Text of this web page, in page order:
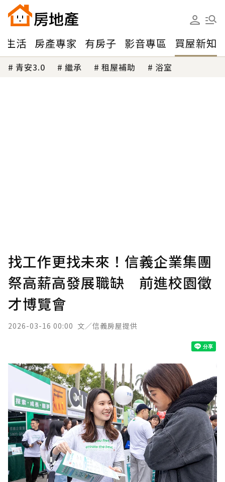
生活 房產專家 有房子 影音專區 買屋新知
青安3.0 繼承 租屋補助 浴室
找工作更找未來！信義企業集團
祭高薪高發展職缺 前進校園徵
才博覽會
2026-03-16 00:00 文／信義房屋提供